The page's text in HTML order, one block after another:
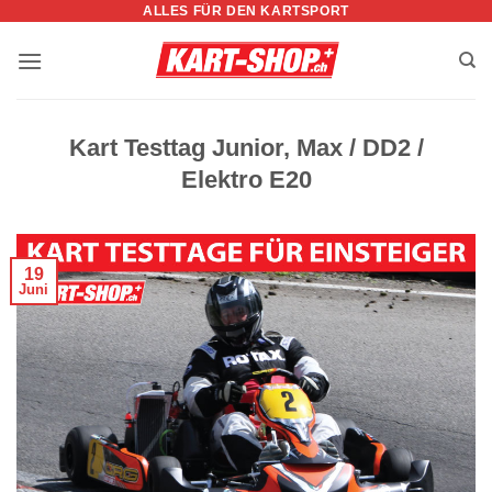
springen
ALLES FÜR DEN KARTSPORT
Kart Testtag Junior, Max / DD2 /
Elektro E20
19
Juni